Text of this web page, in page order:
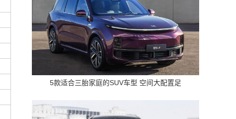
5款适合三胎家庭的SUV车型 空间大配置足